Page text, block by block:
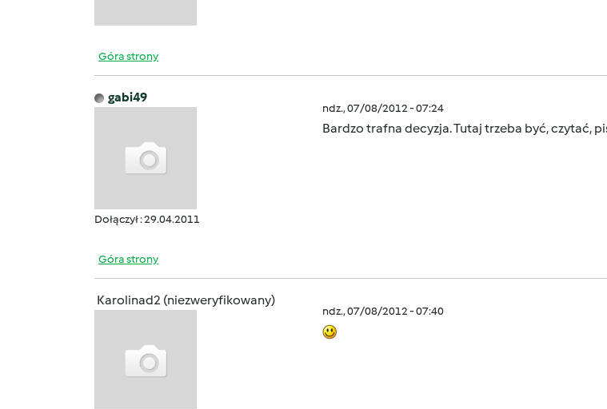
Góra strony
gabi49
Dołączył : 29.04.2011
ndz., 07/08/2012 - 07:24
Bardzo trafna decyzja. Tutaj trzeba być, czytać,
Góra strony
Karolinad2 (niezweryfikowany)
ndz., 07/08/2012 - 07:40